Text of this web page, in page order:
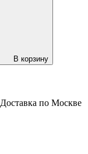
В корзину
Доставка по Москве